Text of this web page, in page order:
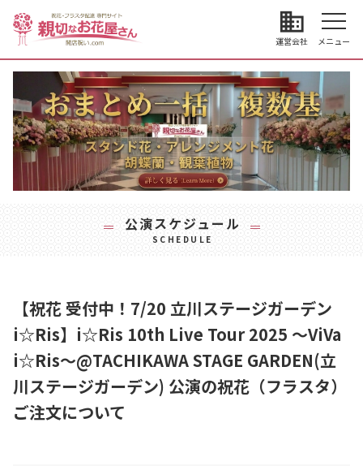
business
運営会社 メニュー
公演スケジュール
SCHEDULE
【祝花 受付中！7/20 立川ステージガーデン
i☆Ris】i☆Ris 10th Live Tour 2025 ～ViVa
i☆Ris～@TACHIKAWA STAGE GARDEN(立
川ステージガーデン) 公演の祝花（フラスタ）
ご注文について